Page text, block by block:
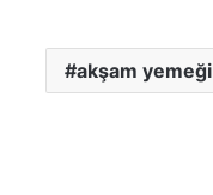
akşam yemeği